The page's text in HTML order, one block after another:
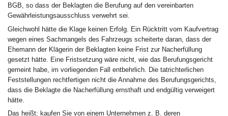
BGB, so dass der Beklagten die Berufung auf den vereinbarten
Gewährleistungsausschluss verwehrt sei.
Gleichwohl hätte die Klage keinen Erfolg. Ein Rücktritt vom Kaufvertrag
wegen eines Sachmangels des Fahrzeugs scheiterte daran, dass der
Ehemann der Klägerin der Beklagten keine Frist zur Nacherfüllung
gesetzt hätte. Eine Fristsetzung wäre nicht, wie das Berufungsgericht
gemeint habe, im vorliegenden Fall entbehrlich. Die tatrichterlichen
Feststellungen rechtfertigen nicht die Annahme des Berufungsgerichts,
dass die Beklagte die Nacherfüllung ernsthaft und endgültig verweigert
hätte.
Das heißt: kaufen Sie von einem Unternehmen z. B. deren